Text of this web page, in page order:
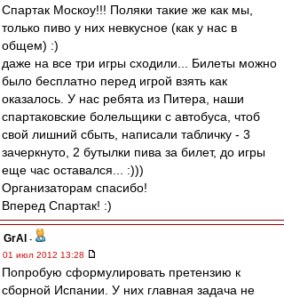
Спартак Москоу!!! Поляки такие же как мы,
только пиво у них невкусное (как у нас в
общем) :)
даже на все три игры сходили... Билеты можно
было бесплатно перед игрой взять как
оказалось. У нас ребята из Питера, наши
спартаковские болельщики с автобуса, чтоб
свой лишний сбыть, написали табличку - 3
зачеркнуто, 2 бутылки пива за билет, до игры
еще час оставался... :)))
Организаторам спасибо!
Вперед Спартак! :)
GrAl -
01 июл 2012 13:28
Попробую сформулировать претензию к
сборной Испании. У них главная задача не